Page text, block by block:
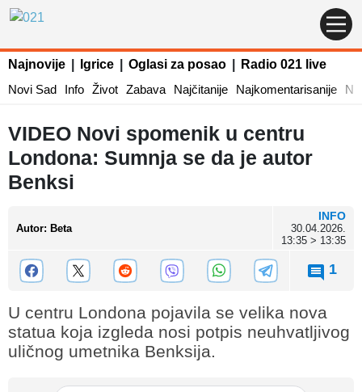
Najnovije Igrice Oglasi za posao
Radio 021 live
Novi Sad
Info Život Zabava Najčitanije Najkomentarisanije
VIDEO Novi spomenik u centru
Londona: Sumnja se da je autor
Benksi
Autor: Beta
INFO
30.04.2026.
13:35 > 13:35
1
U centru Londona pojavila se velika nova
statua koja izgleda nosi potpis neuhvatljivog
uličnog umetnika Benksija.